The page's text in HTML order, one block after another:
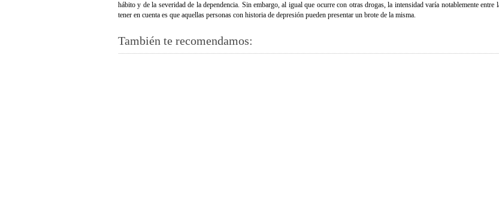
hábito y de la severidad de la dependencia. Sin embargo, al igual que ocurre con otras drogas, la intensidad varía notablemente entre
tener en cuenta es que aquellas personas con historia de depresión pueden presentar un brote de la misma.
También te recomendamos: